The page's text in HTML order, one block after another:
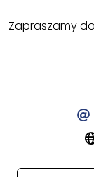
Zapraszamy